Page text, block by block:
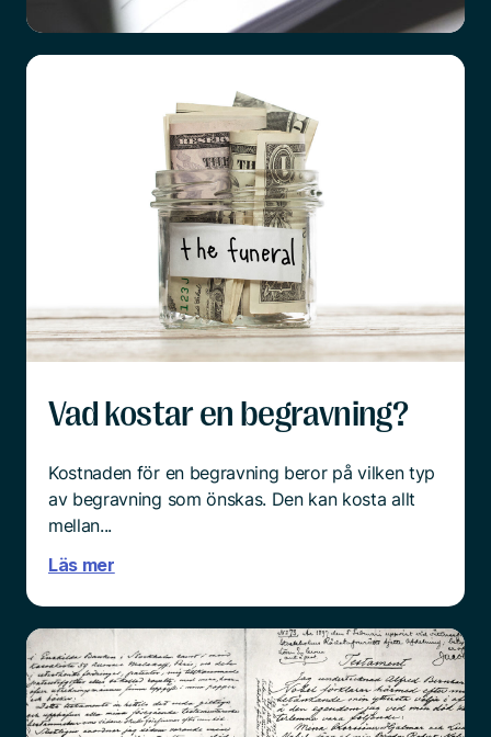
Checklista vid dödsfall
Det är ett hårt slag att förlora en närstående
familjemedlem, oavsett vad orsaken är. Hur
förberedda vi än tror att vi är, till exempel efter
en lång tids sjukdom hos den anhörige, så är det
överrumplande och chockartat.
Och mitt i sorgen är det ingen enkel sak att börja
tänka praktiskt.
Läs mer
Vad kostar en begravning?
Kostnaden för en begravning beror på vilken typ
av begravning som önskas. Den kan kosta allt
mellan...
Läs mer